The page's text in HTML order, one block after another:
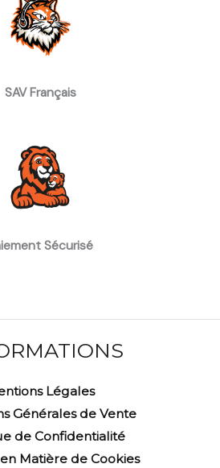
SAV Français
Sécurisé
Légales
Générales de Vente
de Confidentialité
Matière de Cookies